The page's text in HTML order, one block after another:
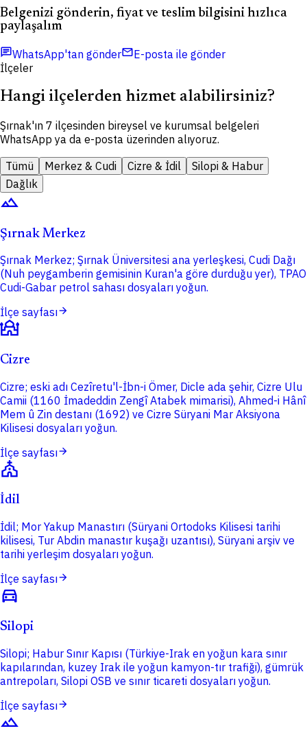
Belgenizi gönderin, fiyat ve teslim bilgisini hızlıca
paylaşalım
chatWhatsApp'tan göndermailE-posta ile gönder
İlçeler
Hangi ilçelerden hizmet alabilirsiniz?
Şırnak'ın 7 ilçesinden bireysel ve kurumsal belgeleri
WhatsApp ya da e-posta üzerinden alıyoruz.
Tümü
Merkez & Cudi Cizre & İdil
Silopi & Habur
Dağlık
terrain
Şırnak Merkez
Şırnak Merkez; Şırnak Üniversitesi ana yerleşkesi, Cudi Dağı
(Nuh peygamberin gemisinin Kuran'a göre durduğu yer), TPAO
Cudi-Gabar petrol sahası dosyaları yoğun.
İlçe sayfasıarrow_forward
mosque
Cizre
Cizre; eski adı Cezîretu'l-İbn-i Ömer, Dicle ada şehir, Cizre Ulu
Camii (1160 İmadeddin Zengî Atabek mimarisi), Ahmed-i Hânî
Mem û Zin destanı (1692) ve Cizre Süryani Mar Aksiyona
Kilisesi dosyaları yoğun.
İlçe sayfasıarrow_forward
church
İdil
İdil; Mor Yakup Manastırı (Süryani Ortodoks Kilisesi tarihi
kilisesi, Tur Abdin manastır kuşağı uzantısı), Süryani arşiv ve
tarihi yerleşim dosyaları yoğun.
İlçe sayfasıarrow_forward
directions_car
Silopi
Silopi; Habur Sınır Kapısı (Türkiye-Irak en yoğun kara sınır
kapılarından, kuzey Irak ile yoğun kamyon-tır trafiği), gümrük
antrepoları, Silopi OSB ve sınır ticareti dosyaları yoğun.
İlçe sayfasıarrow_forward
terrain